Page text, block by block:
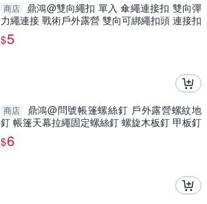
商店
鼎鴻@雙向繩扣 單入 傘繩連接扣 雙向彈
力繩連接 戰術戶外露營 雙向可綁繩扣頭 連接扣
配件
$5
商店
鼎鴻@問號帳篷螺絲釘 戶外露營螺紋地
釘 帳篷天幕拉繩固定螺絲釘 螺旋木板釘 甲板釘
掛鉤釘
$6